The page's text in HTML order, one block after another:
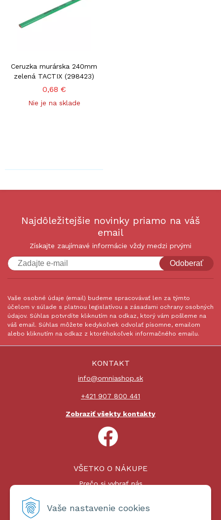
Vaše nastavenie cookies
Ceruzka murárska 240mm
zelená TACTIX (298423)
0,68 €
Nie je na sklade
Najdôležitejšie novinky priamo na váš
email
Získajte zaujímavé informácie vždy medzi prvými
Odoberať
Vaše osobné údaje (email) budeme spracovávať len za týmto
účelom v súlade s platnou legislatívou a zásadami ochrany osobných
údajov. Súhlas potvrdíte kliknutím na odkaz, ktorý vám pošleme na
váš email. Súhlas môžete kedykoľvek odvolať písomne, emailom
alebo kliknutím na odkaz z ktoréhokoľvek informačného emailu.
KONTAKT
info@omniashop.sk
+421 907 800 441
Zobraziť všekty kontakty
VŠETKO O NÁKUPE
Prečo si vybrať nás
Platby a doprava